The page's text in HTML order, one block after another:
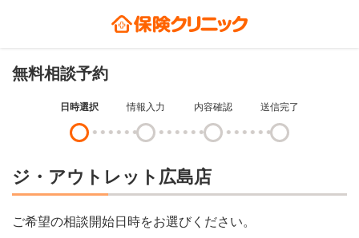
無料相談予約
日時選択 情報入力 内容確認 送信完了
ジ・アウトレット広島店
ご希望の相談開始日時をお選びください。